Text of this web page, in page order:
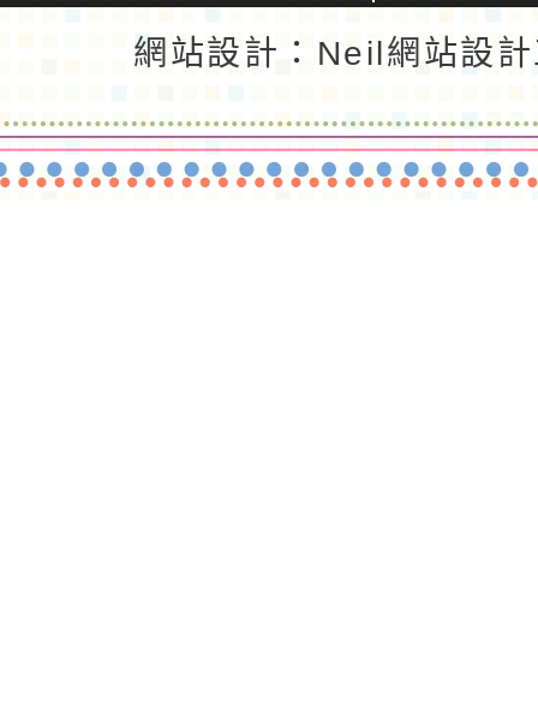
返回頂端
網站設計：Neil網站設